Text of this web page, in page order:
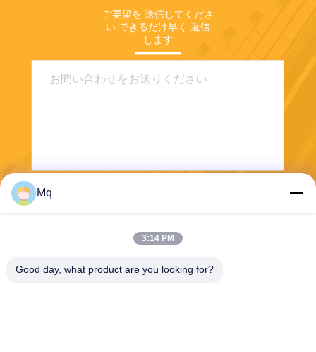
ご要望を 送信してくださ
い できるだけ早く 返信
します
Mq
3:14 PM
Good day, what product are you looking for?